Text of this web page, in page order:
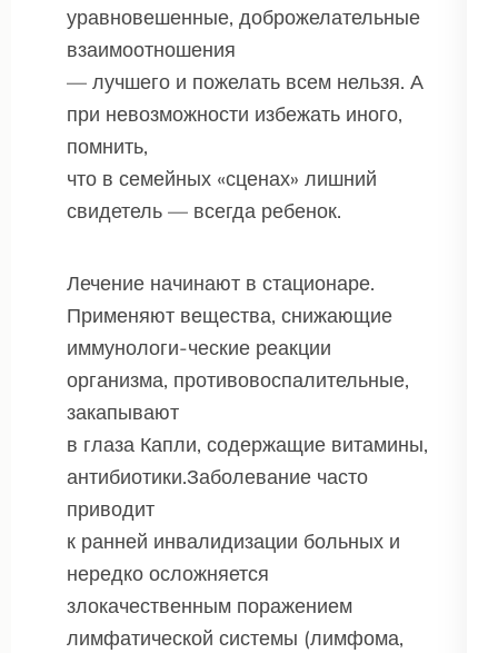
уравновешенные, доброжелательные
взаимоотношения
— лучшего и пожелать всем нельзя. А
при невозможности избежать иного,
помнить,
что в семейных «сценах» лишний
свидетель — всегда ребенок.
Лечение начинают в стационаре.
Применяют вещества, снижающие
иммунологи-ческие реакции
организма, противовоспалительные,
закапывают
в глаза Капли, содержащие витамины,
антибиотики.Заболевание часто
приводит
к ранней инвалидизации больных и
нередко осложняется
злокачественным поражением
лимфатической системы (лимфома,